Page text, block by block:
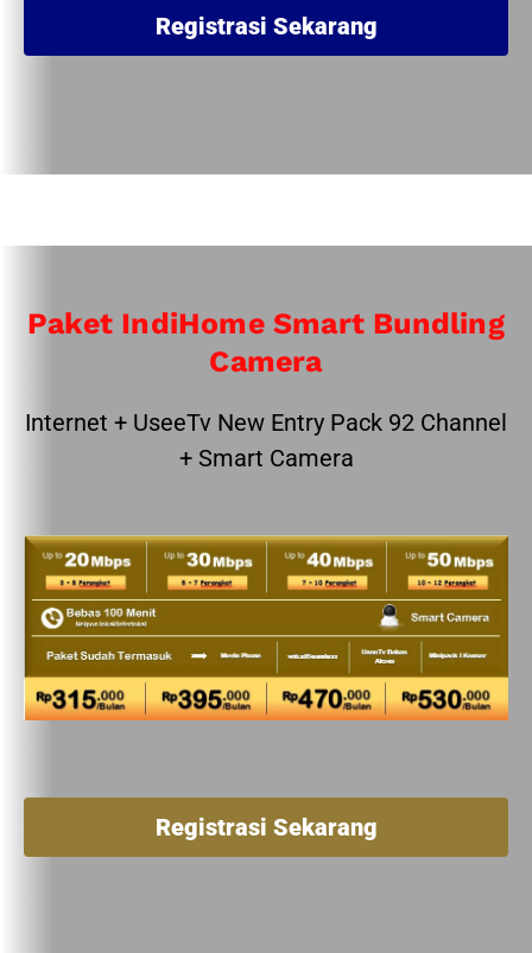
Registrasi Sekarang
Paket IndiHome Smart Bundling
Camera
Internet + UseeTv New Entry Pack 92 Channel
+ Smart Camera
Registrasi Sekarang